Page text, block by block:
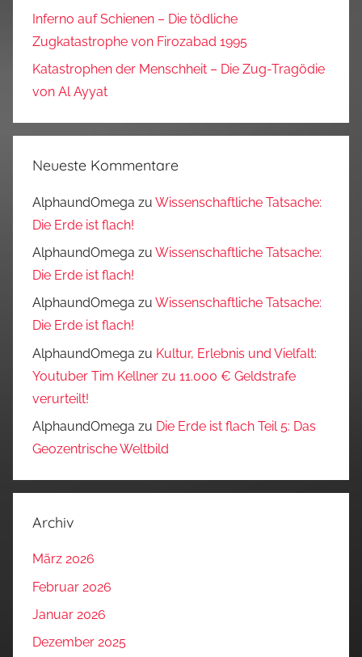
Inferno auf Schienen – Die tödliche
Zugkatastrophe von Firozabad 1995
Katastrophen der Menschheit – Die Zug-Tragödie
von Al Ayyat
Neueste Kommentare
AlphaundOmega zu Wissenschaftliche Tatsache:
Die Erde ist flach!
AlphaundOmega zu Wissenschaftliche Tatsache:
Die Erde ist flach!
AlphaundOmega zu Wissenschaftliche Tatsache:
Die Erde ist flach!
AlphaundOmega zu Kultur, Erlebnis und Vielfalt:
Youtuber Tim Kellner zu 11.000 € Geldstrafe
verurteilt!
AlphaundOmega zu Die Erde ist flach Teil 5: Das
Geozentrische Weltbild
Archiv
März 2026
Februar 2026
Januar 2026
Dezember 2025